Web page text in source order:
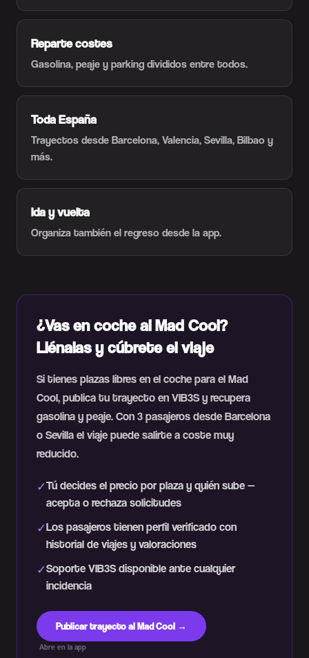
Reparte costes
Gasolina, peaje y parking divididos entre todos.
Toda España
Trayectos desde Barcelona, Valencia, Sevilla, Bilbao y
más.
Ida y vuelta
Organiza también el regreso desde la app.
¿Vas en coche al Mad Cool?
Llénalas y cúbrete el viaje
Si tienes plazas libres en el coche para el Mad
Cool, publica tu trayecto en VIB3S y recupera
gasolina y peaje. Con 3 pasajeros desde Barcelona
o Sevilla el viaje puede salirte a coste muy
reducido.
✓Tú decides el precio por plaza y quién sube —
acepta o rechaza solicitudes
✓Los pasajeros tienen perfil verificado con
historial de viajes y valoraciones
✓Soporte VIB3S disponible ante cualquier
incidencia
Publicar trayecto al Mad Cool →
Abre en la app